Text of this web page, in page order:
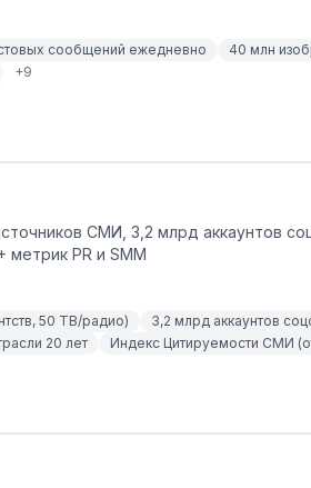
сообщений ежедневно
40 млн
+9
СМИ, 3,2 млрд аккаунтов
PR и SMM
50 ТВ/радио)
3,2 млрд аккаунтов
20 лет Индекс Цитируемости СМИ